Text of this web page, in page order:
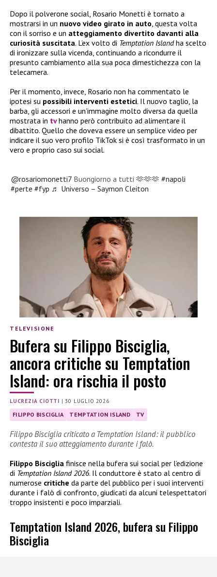
Dopo il polverone social, Rosario Monetti è tornato a
mostrarsi in un nuovo video girato in auto, questa volta
con il sorriso e un atteggiamento divertito davanti alla
curiosità suscitata. L’ex volto di Temptation Islandha scelto
di ironizzare sulla vicenda, continuando a ricondurre il
presunto cambiamento alla sua poca dimestichezza con la
telecamera.
Per il momento, invece, Rosario non ha commentato le
ipotesi su possibili interventi estetici. Il nuovo taglio, la
barba, gli accessori e un’immagine molto diversa da quella
mostrata in tvhanno però contribuito ad alimentare il
dibattito. Quello che doveva essere un semplice video per
indicare il suo vero profilo TikTok si è così trasformato in un
vero e proprio caso sui social.
@rosariomonetti7 Buongiorno a tutti 🫶🫶🫶#napoli
#perte #fyp ♬ Universo – Saymon Cleiton
TELEVISIONE
Bufera su Filippo Bisciglia,
ancora critiche su Temptation
Island: ora rischia il posto
LUCREZIA CIOTTI |30 LUGLIO 2026
FILIPPO BISCIGLIA TEMPTATION ISLAND TV
Filippo Bisciglia criticato a Temptation Island: il pubblico
contesta il suo atteggiamento durante i falò.
Filippo Bisciglia finisce nella bufera sui social per l’edizione
di Temptation Island 2026. Il conduttore è stato al centro di
numerose critiche da parte del pubblico per i suoi interventi
durante i falò di confronto, giudicati da alcuni telespettatori
troppo insistenti e poco imparziali.
Temptation Island 2026, bufera su Filippo
Bisciglia